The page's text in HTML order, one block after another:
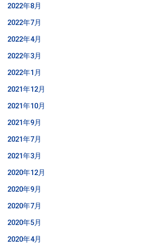
2022年8月
2022年7月
2022年4月
2022年3月
2022年1月
2021年12月
2021年10月
2021年9月
2021年7月
2021年3月
2020年12月
2020年9月
2020年7月
2020年5月
2020年4月